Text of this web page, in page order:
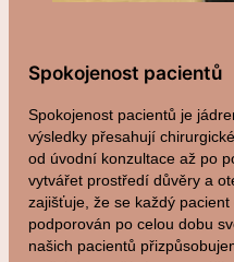
Spokojenost pacientů
Spokojenost pacientů je
výsledky přesahují
od úvodní konzultace až po
vytvářet prostředí důvěry a
zajišťuje, že se každý
podporován po celou dobu
našich pacientů